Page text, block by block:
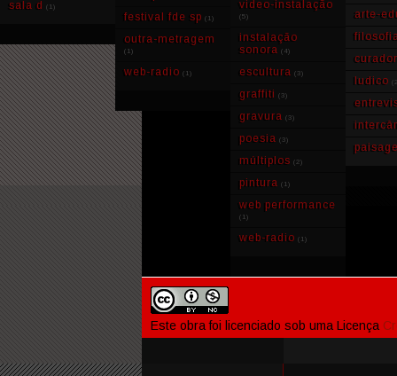
sala d (1)
festival fde sp (1)
outra-metragem
(1)
web-radio (1)
video-instalação
(5)
instalação
sonora (4)
escultura (3)
graffiti (3)
gravura (3)
poesia (3)
múltiplos (2)
pintura (1)
web performance
(1)
web-radio (1)
arte-
ludico
Este obra foi licenciado sob uma Licença